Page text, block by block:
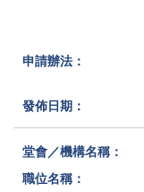
申請辦法：
發佈日期：
堂會／機構名稱：
職位名稱：